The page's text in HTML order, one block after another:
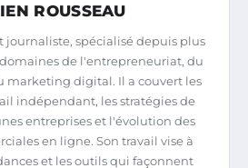
ROUSSEAU
journaliste, spécialisé depuis plus
de l'entrepreneuriat, du
marketing digital. Il a couvert les
indépendant, les stratégies de
entreprises et l'évolution des
en ligne. Son travail vise à
et les outils qui façonnent